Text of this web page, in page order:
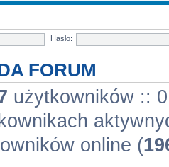
Hasło:
FORUM
użytkowników ::
online (